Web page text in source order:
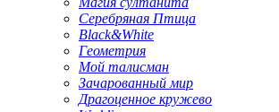
Серебряная Птица
Black&White
Геометрия
Мой талисман
Зачарованный мир
Драгоценное кружево